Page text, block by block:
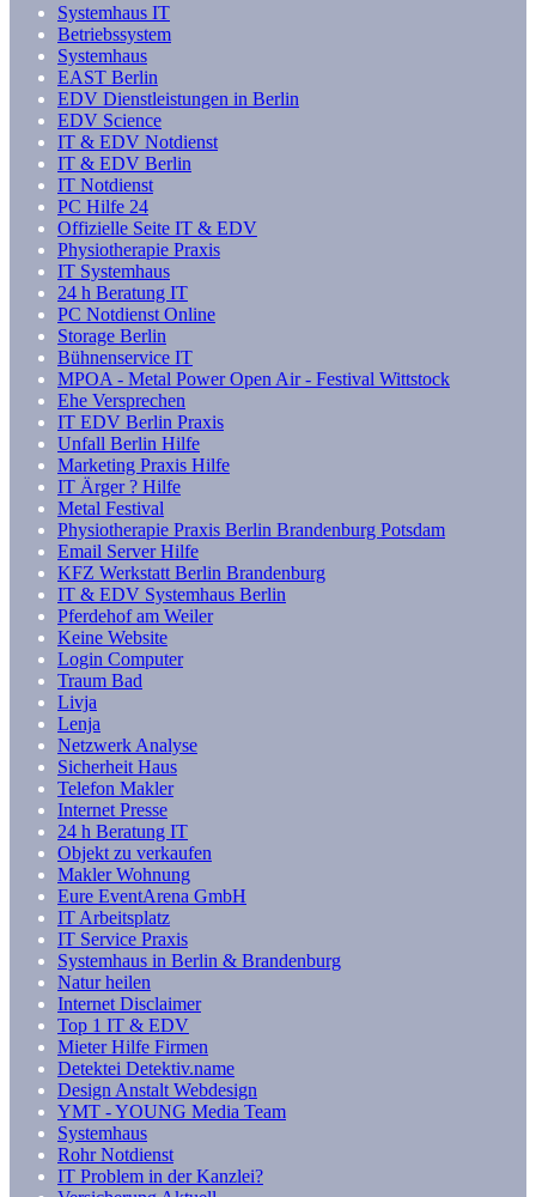
Systemhaus IT
Betriebssystem
Systemhaus
EAST Berlin
EDV Dienstleistungen in Berlin
EDV Science
IT & EDV Notdienst
IT & EDV Berlin
IT Notdienst
PC Hilfe 24
Offizielle Seite IT & EDV
Physiotherapie Praxis
IT Systemhaus
24 h Beratung IT
PC Notdienst Online
Storage Berlin
Bühnenservice IT
MPOA - Metal Power Open Air - Festival Wittstock
Ehe Versprechen
IT EDV Berlin Praxis
Unfall Berlin Hilfe
Marketing Praxis Hilfe
IT Ärger ? Hilfe
Metal Festival
Physiotherapie Praxis Berlin Brandenburg Potsdam
Email Server Hilfe
KFZ Werkstatt Berlin Brandenburg
IT & EDV Systemhaus Berlin
Pferdehof am Weiler
Keine Website
Login Computer
Traum Bad
Livja
Lenja
Netzwerk Analyse
Sicherheit Haus
Telefon Makler
Internet Presse
24 h Beratung IT
Objekt zu verkaufen
Makler Wohnung
Eure EventArena GmbH
IT Arbeitsplatz
IT Service Praxis
Systemhaus in Berlin & Brandenburg
Natur heilen
Internet Disclaimer
Top 1 IT & EDV
Mieter Hilfe Firmen
Detektei Detektiv.name
Design Anstalt Webdesign
YMT - YOUNG Media Team
Systemhaus
Rohr Notdienst
IT Problem in der Kanzlei?